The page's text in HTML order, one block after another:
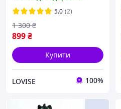
дитини і підлітка (Без
Крил)
5.0 (2)
899₴
1 300 ₴
Купити
LOVISE 100%